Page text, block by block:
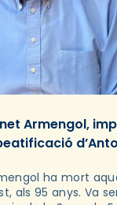
Armengol,
ha mort
als 95 anys. Va